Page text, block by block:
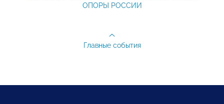
ОПОРЫ РОССИИ
Главные события